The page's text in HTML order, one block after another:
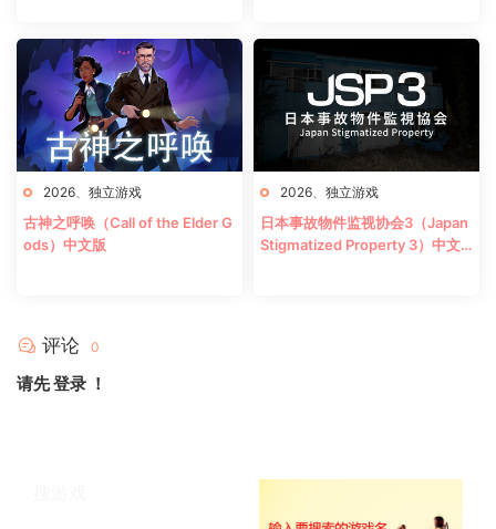
2026 独立游戏
古神之呼唤（Call of the Elder G
ods）中文版
2026 独立游戏
日本事故物件监视协会3（Japan
Stigmatized Property 3）中文
评论 0
请先登录 ！